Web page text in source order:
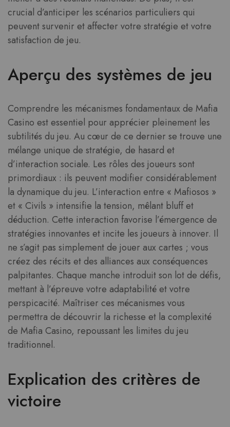
crucial d’anticiper les scénarios particuliers qui
peuvent survenir et affecter votre stratégie et votre
satisfaction de jeu.
Aperçu des systèmes de jeu
Comprendre les mécanismes fondamentaux de Mafia
Casino est essentiel pour apprécier pleinement les
subtilités du jeu. Au cœur de ce dernier se trouve une
mélange unique de stratégie, de hasard et
d’interaction sociale. Les rôles des joueurs sont
primordiaux : ils peuvent modifier considérablement
la dynamique du jeu. L’interaction entre « Mafiosos »
et « Civils » intensifie la tension, mêlant bluff et
déduction. Cette interaction favorise l’émergence de
stratégies innovantes et incite les joueurs à innover. Il
ne s’agit pas simplement de jouer aux cartes ; vous
créez des récits et des alliances aux conséquences
palpitantes. Chaque manche introduit son lot de défis,
mettant à l’épreuve votre adaptabilité et votre
perspicacité. Maîtriser ces mécanismes vous
permettra de découvrir la richesse et la complexité
de Mafia Casino, repoussant les limites du jeu
traditionnel.
Explication des critères de
victoire